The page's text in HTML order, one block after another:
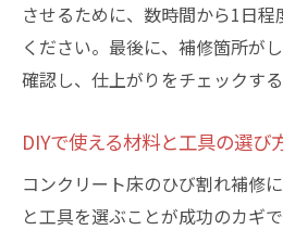
させるために、数時間から1日
ください。最後に、補修箇所が
確認し、仕上がりをチェックする
DIYで使える材料と工具の選び
コンクリート床のひび割れ補修
と工具を選ぶことが成功のカギ